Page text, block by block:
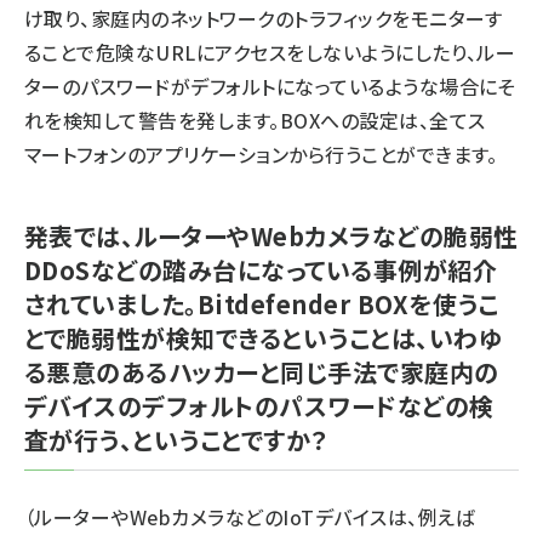
け取り、家庭内のネットワークのトラフィックをモニターす
ることで危険なURLにアクセスをしないようにしたり、ルー
ターのパスワードがデフォルトになっているような場合にそ
れを検知して警告を発します。BOXへの設定は、全てス
マートフォンのアプリケーションから行うことができます。
発表では、ルーターやWebカメラなどの脆弱性
DDoSなどの踏み台になっている事例が紹介
されていました。Bitdefender BOXを使うこ
とで脆弱性が検知できるということは、いわゆ
る悪意のあるハッカーと同じ手法で家庭内の
デバイスのデフォルトのパスワードなどの検
査が行う、ということですか？
（ルーターやWebカメラなどのIoTデバイスは、例えば